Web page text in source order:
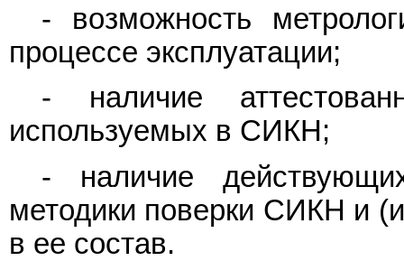
- возможность
процессе эксплуатации;
- наличие
используемых в СИКН;
- наличие
методики поверки СИКН и
в ее состав.